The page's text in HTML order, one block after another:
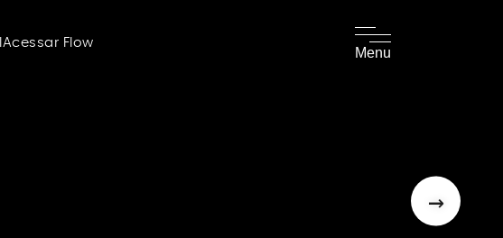
Acessar Flow
Menu
→